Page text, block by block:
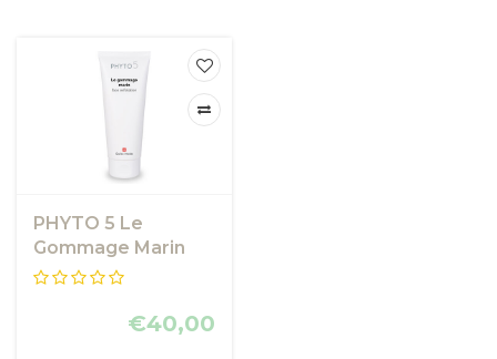
PHYTO 5 Le
Gommage Marin
€40,00